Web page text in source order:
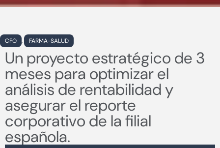
CFO , FARMA-SALUD
Un proyecto estratégico de 3
meses para optimizar el
análisis de rentabilidad y
asegurar el reporte
corporativo de la filial
española.